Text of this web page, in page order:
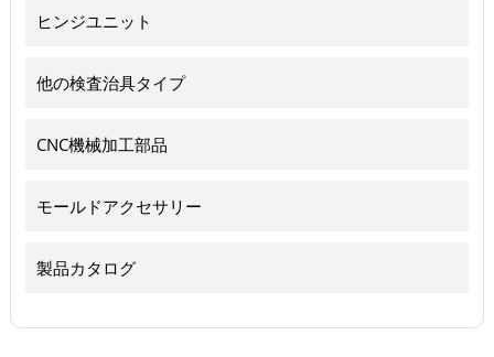
ヒンジユニット
他の検査治具タイプ
CNC機械加工部品
モールドアクセサリー
製品カタログ